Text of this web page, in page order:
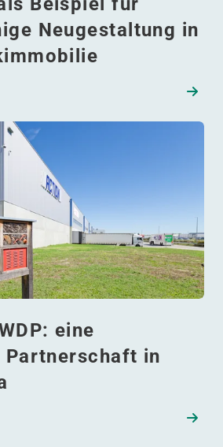
Neugestaltung in
eine
Partnerschaft in
Action und WDP: eine